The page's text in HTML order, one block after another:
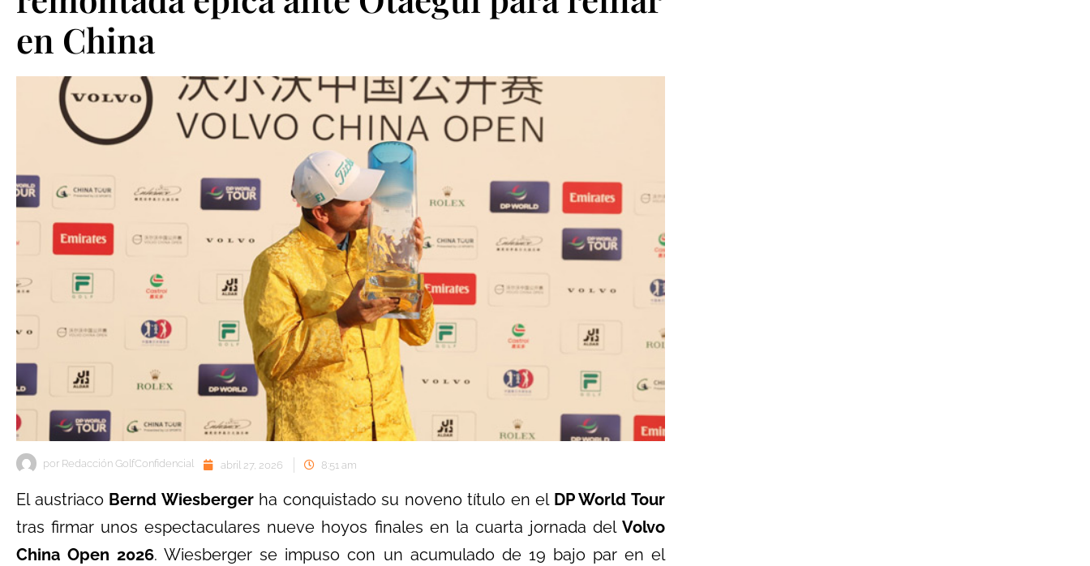
en China
por Redacción GolfConfidencial abril 27, 2026 8:51 am
El austriaco Bernd Wiesbergerha conquistado su noveno título en el DP World Tour
tras firmar unos espectaculares nueve hoyos finales en la cuarta jornada del Volvo
China Open 2026. Wiesberger se impuso con un acumulado de 19 bajo par en el